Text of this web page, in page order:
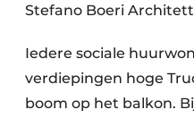
Stefano Boeri
Iedere sociale
verdiepingen hoge
boom op het balkon.